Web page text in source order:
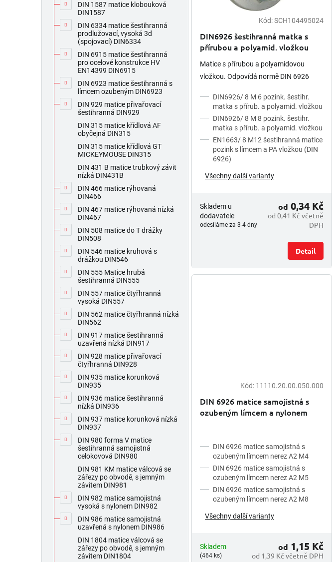
DIN 1587 matice klobouková
DIN1587
DIN 6334 matice šestihranná
prodlužovací, vysoká 3d
(spojovací) DIN6334
DIN 6915 matice šestihranná
pro ocelové konstrukce HV
EN14399 DIN6915
DIN 6923 matice šestihranná s
límcem ozubeným DIN6923
DIN 929 matice přivařovací
šestihranná DIN929
DIN 315 matice křídlová AF
obyčejná DIN315
DIN 315 matice křídlová GT
MICKEYMOUSE DIN315
DIN 431 B matice trubkový závit
nízká DIN431B
DIN 466 matice rýhovaná
DIN466
DIN 467 matice rýhovaná nízká
DIN467
DIN 508 matice do T drážky
DIN508
DIN 546 matice kruhová s
drážkou DIN546
DIN 555 Matice hrubá
šestihranná DIN555
DIN 557 matice čtyřhranná
vysoká DIN557
DIN 562 matice čtyřhranná nízká
DIN562
DIN 917 matice šestihranná
uzavřená nízká DIN917
DIN 928 matice přivařovací
čtyřhranná DIN928
DIN 935 matice korunková
DIN935
DIN 936 matice šestihranná
nízká DIN936
DIN 937 matice korunková nízká
DIN937
DIN 980 forma V matice
šestihranná samojistná
celokovová DIN980
DIN 981 KM matice válcová se
zářezy po obvodě, s jemným
závitem DIN981
DIN 982 matice samojistná
vysoká s nylonem DIN982
DIN 986 matice samojistná
uzavřená s nylonem DIN986
DIN 1804 matice válcová se
zářezy po obvodě, s jemným
závitem DIN1804
Kód:SCH104495024
DIN6926 šestihranná matka s
přírubou a polyamid. vložkou
Matice s přírubou a polyamidovou
vložkou. Odpovídá normě DIN 6926
DIN6926/ 8 M 6 pozink. šestihr.
matka s přírub. a polyamid. vložkou
DIN6926/ 8 M 8 pozink. šestihr.
matka s přírub. a polyamid. vložkou
EN1663/ 8 M12 šestihranná matice
pozink s límcem a PA vložkou (DIN
6926)
Všechny další varianty
Skladem u
dodavatele
odesíláme za 3-4 dny
od 0,41 Kč včetně
DPH
od 0,34 Kč
Detail
Kód: 11110.20.00.050.000
DIN 6926 matice samojistná s
ozubeným límcem a nylonem
DIN 6926 matice samojistná s
ozubeným límcem nerez A2 M4
DIN 6926 matice samojistná s
ozubeným límcem nerez A2 M5
DIN 6926 matice samojistná s
ozubeným límcem nerez A2 M8
Všechny další varianty
Skladem
(464 ks) od 1,39 Kč včetně DPH
od 1,15 Kč